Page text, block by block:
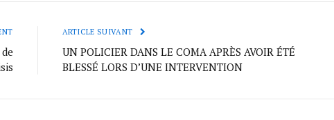
ARTICLE SUIVANT
UN POLICIER DANS LE COMA APRÈS AVOIR ÉTÉ
BLESSÉ LORS D’UNE INTERVENTION